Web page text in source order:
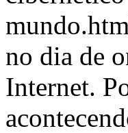
no dia de
Internet.